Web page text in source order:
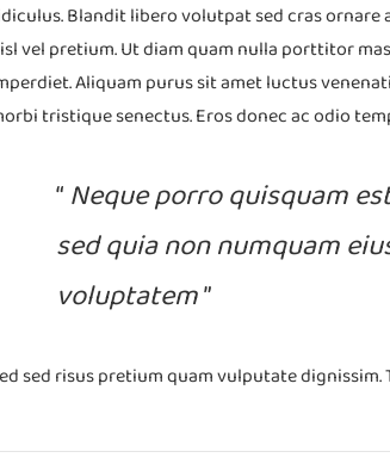
Blandit libero volutpat sed cras
vel pretium. Ut diam quam nulla porttitor
Aliquam purus sit amet luctus
tristique senectus. Eros donec ac odio
“Neque porro quisquam
sed quia non numquam
voluptatem”
sed risus pretium quam vulputate